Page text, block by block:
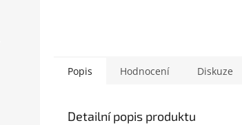
Popis Hodnocení Diskuze
Detailní popis produktu